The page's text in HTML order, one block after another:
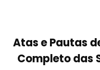
Atas e Pautas
Completo das